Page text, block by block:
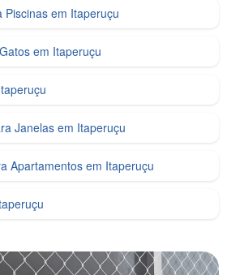
Piscinas em Itaperuçu
em Itaperuçu
Janelas em Itaperuçu
Apartamentos em Itaperuçu